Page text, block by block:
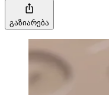
გაზიარება